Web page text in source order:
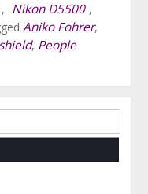
, Nikon D5500 ,
Aniko Fohrer,
, People